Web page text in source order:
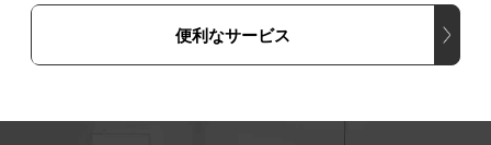
便利なサービス